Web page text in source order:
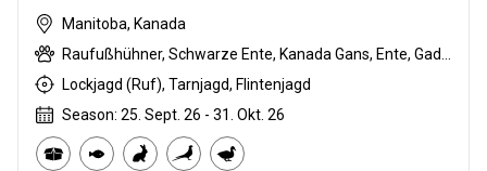
Manitoba, Kanada
Lockjagd (Ruf), Tarnjagd, Flintenjagd
Season: 25. Sept. 26 - 31. Okt. 26